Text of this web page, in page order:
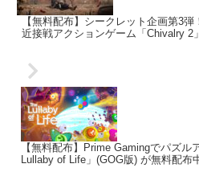
【無料配布】シークレット企画第3
近接戦アクションゲーム「Chivalry 2
【無料配布】Prime Gamingでパズ
Lullaby of Life」(GOG版) が無料配布